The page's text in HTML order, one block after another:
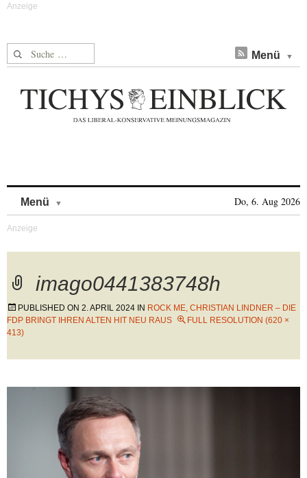
Suche nach: Menü
Menü Do, 6. Aug 2026
imago0441383748h
PUBLISHED ON 2. APRIL 2024 IN ROCK ME, CHRISTIAN LINDNER – DIE
FDP BRINGT IHREN ALTEN HIT NEU RAUS
FULL RESOLUTION (620 ×
413)